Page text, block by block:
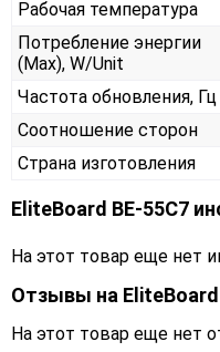
Рабочая температура
Потребление энергии
(Max), W/Unit
Частота обновления, Гц
Соотношение сторон
Страна изготовления
EliteBoard BE-55C7
На этот товар еще нет
Отзывы на
На этот товар еще нет